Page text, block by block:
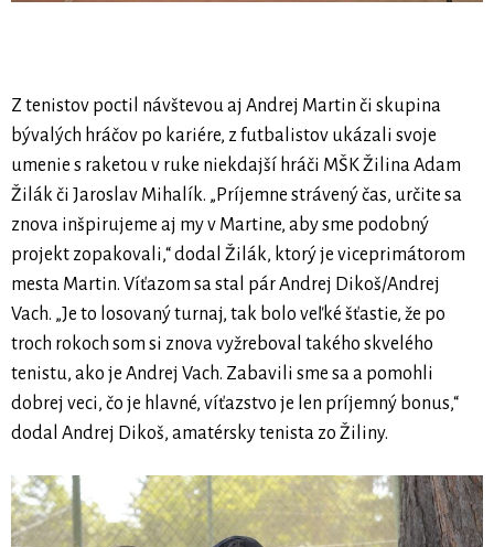
Z tenistov poctil návštevou aj Andrej Martin či skupina
bývalých hráčov po kariére, z futbalistov ukázali svoje
umenie s raketou v ruke niekdajší hráči MŠK Žilina Adam
Žilák či Jaroslav Mihalík. „Príjemne strávený čas, určite sa
znova inšpirujeme aj my v Martine, aby sme podobný
projekt zopakovali,“ dodal Žilák, ktorý je viceprimátorom
mesta Martin. Víťazom sa stal pár Andrej Dikoš/Andrej
Vach. „Je to losovaný turnaj, tak bolo veľké šťastie, že po
troch rokoch som si znova vyžreboval takého skvelého
tenistu, ako je Andrej Vach. Zabavili sme sa a pomohli
dobrej veci, čo je hlavné, víťazstvo je len príjemný bonus,“
dodal Andrej Dikoš, amatérsky tenista zo Žiliny.